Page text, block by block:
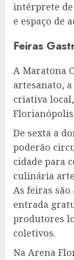
intérprete de
e espaço de
Feiras
A Maratona
artesanato,
criativa
De sexta a
poderão
cidade para
culinária
As feiras
entrada
produtores
coletivos.
Na Arena